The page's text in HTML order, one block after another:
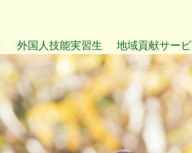
外国人技能実習生 地域貢献サー